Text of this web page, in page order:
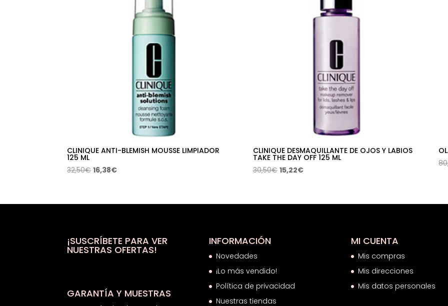
CLINIQUE ANTI-BLEMISH MOUSSE LIMPIADOR
125 ML
32,50€El
era:
16,38€El
es:
CLINIQUE DESMAQUILLANTE DE OJOS Y LABIOS
TAKE THE DAY OFF 125 ML
30,50€ El
era:
15,22€El
es:
¡SUSCRÍBETE PARA VER
NUESTRAS OFERTAS!
GARANTÍA Y MUESTRAS
INFORMACIÓN
Novedades
¡Lo más vendido!
Política de privacidad
Nuestras tiendas
MI CUENTA
Mis compras
Mis direcciones
Mis datos personales